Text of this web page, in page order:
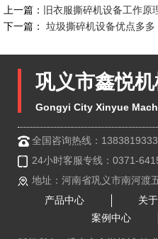
上一篇：
旧衣服撕碎机设备工作原
下一篇：
垃圾撕碎机设备优点多多
巩义市鑫悦
Gongyi City Xinyue
全国咨询热线：
24小时客服专线：0371-
地址：河南省巩义市南河渡
产品中心
关
案例中心